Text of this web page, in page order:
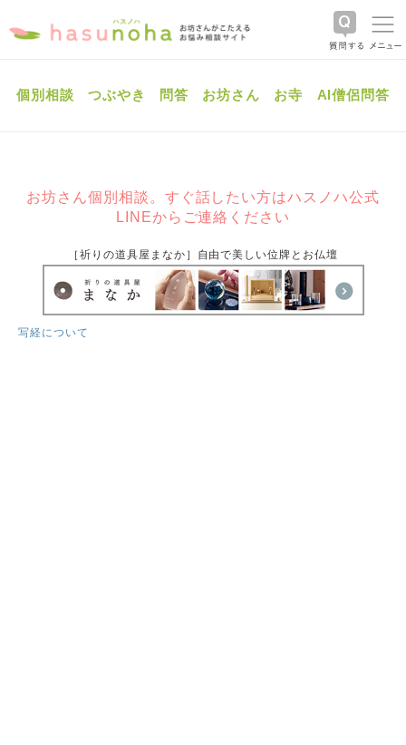
個別相談 つぶやき 問答 お坊さん お寺 AI僧侶問答
お坊さん個別相談。すぐ話したい方はハスノハ公式
LINEからご連絡ください
［祈りの道具屋まなか］自由で美しい位牌とお仏壇
写経について